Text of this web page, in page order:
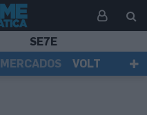
SE7E
MERCADOS
VOLT